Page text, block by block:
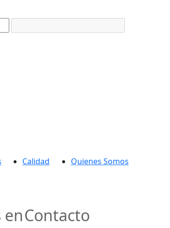
Calidad Quienes Somos
enContacto